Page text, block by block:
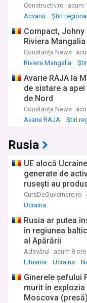
Constructiv.ro
acum
Acvariu
Știri
Compact, Johny
Riviera Mangalia
Constanța News
Riviera Mangalia
Avarie RAJA la
de sistare a
de Nord
Constanța News
Avarie RAJA
Știri
Rusia
UE alocă
generate de
rusești au
CursDeGuvernare.ro
Ucraina
Rusia ar putea
în regiunea
al Apărării
Adevărul
acum 8 ore
Lituania
Ucraina
Ginerele șefului
murit în
Moscova (presă)